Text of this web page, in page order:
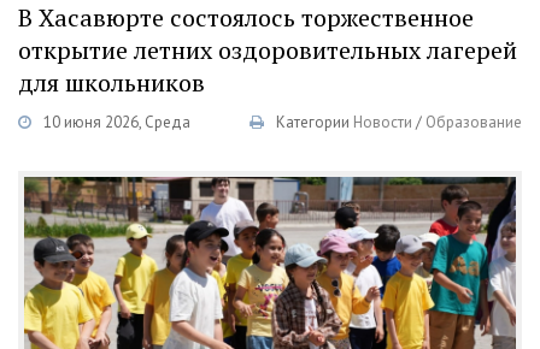
В Хасавюрте состоялось торжественное
открытие летних оздоровительных лагерей
для школьников
10 июня 2026, Среда Категории Новости / Образование